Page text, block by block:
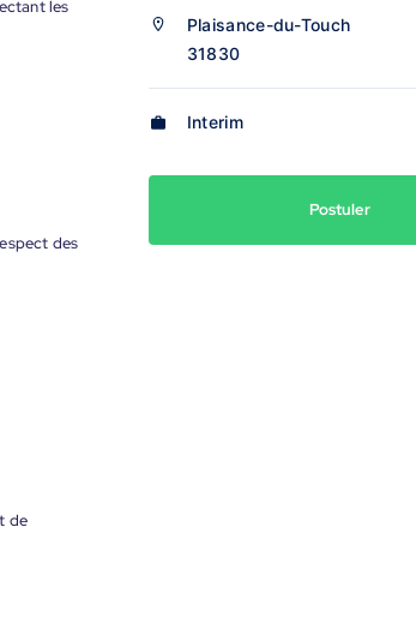
les
des
de
Plaisance-du-Touch
31830
Interim
Postuler